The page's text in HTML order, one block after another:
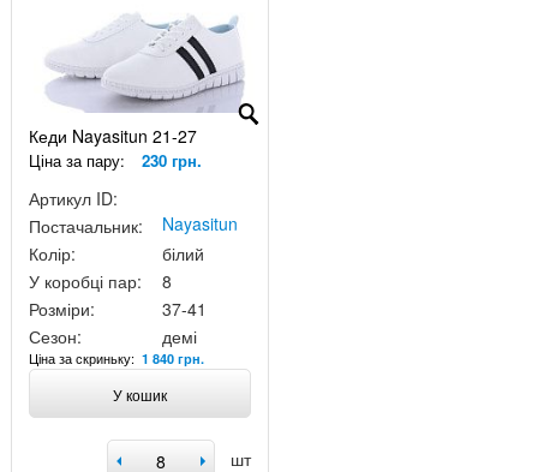
Кеди Nayasitun 21-27
Ціна за пару: 230 грн.
Артикул ID:
Постачальник:
Nayasitun
Колір:
білий
У коробці пар:
8
Розміри:
37-41
Сезон:
демі
Ціна за скриньку: 1 840 грн.
У кошик
шт